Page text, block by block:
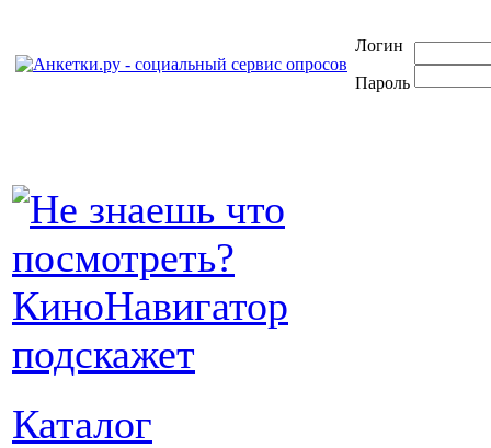
Логин
Пароль
Каталог